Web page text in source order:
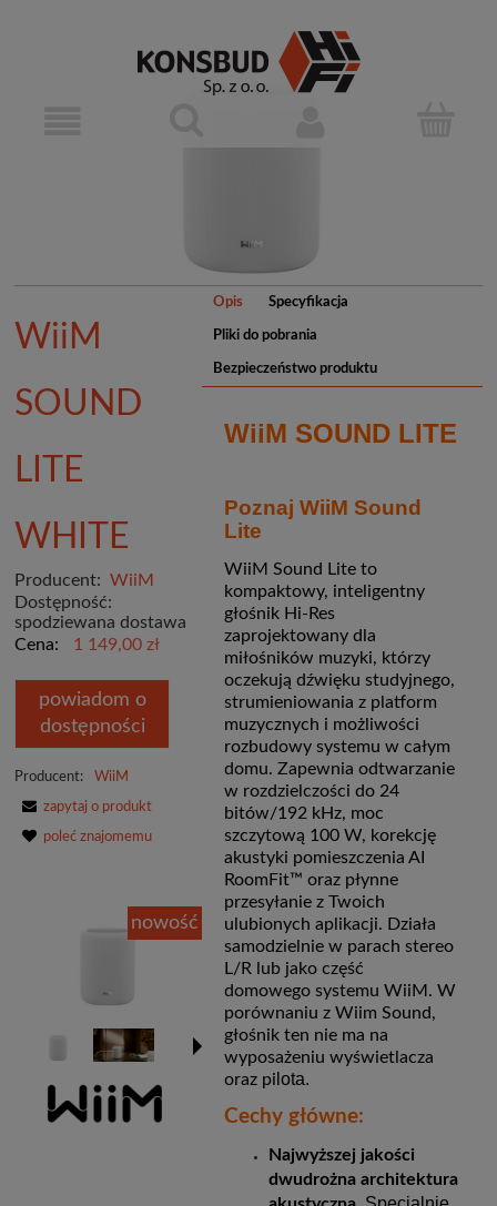
Opis Specyfikacja
Pliki do pobrania
Bezpieczeństwo produktu
WiiM SOUND LITE
Poznaj WiiM Sound
Lite
WiiM Sound Lite to
kompaktowy, inteligentny
głośnik Hi-Res
zaprojektowany dla
miłośników muzyki, którzy
oczekują dźwięku studyjnego,
strumieniowania z platform
muzycznych i możliwości
rozbudowy systemu w całym
domu. Zapewnia odtwarzanie
w rozdzielczości do 24
bitów/192 kHz, moc
szczytową 100 W, korekcję
akustyki pomieszczenia AI
RoomFit™ oraz płynne
przesyłanie z Twoich
ulubionych aplikacji. Działa
samodzielnie w parach stereo
L/R lub jako część
domowego systemu WiiM. W
porównaniu z Wiim Sound,
głośnik ten nie ma na
wyposażeniu wyświetlacza
oraz pi lota.
Cechy główne:
Najwyższej jakości
dwudrożna architektura
WiiM
SOUND
LITE
WHITE
Producent: WiiM
Dostępność:
spodziewana dostawa
Cena:
1 149,00 zł
powiadom o
dostępności
Producent: WiiM
zapytaj o produkt
poleć znajomemu
nowość